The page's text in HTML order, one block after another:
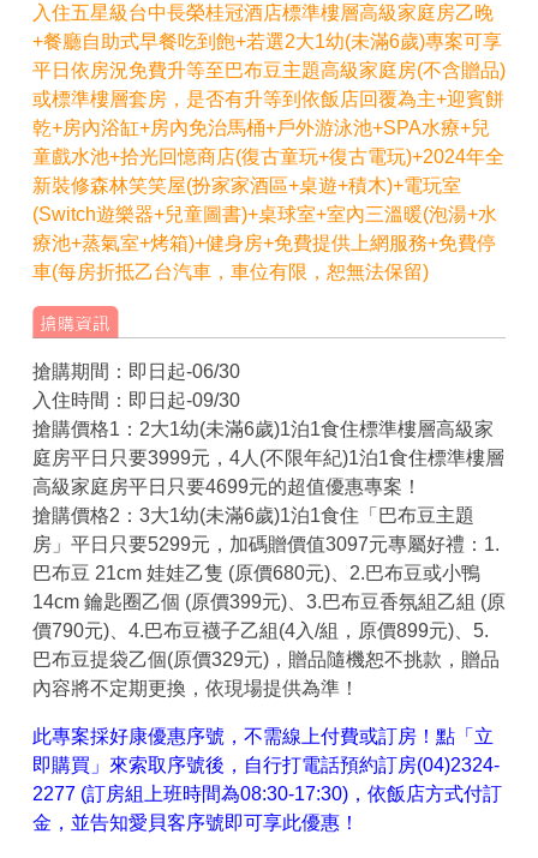
入住五星級台中長榮桂冠酒店標準樓層高級家庭房乙晚
+餐廳自助式早餐吃到飽+若選2大1幼(未滿6歲)專案可享
平日依房況免費升等至巴布豆主題高級家庭房(不含贈品)
或標準樓層套房，是否有升等到依飯店回覆為主+迎賓餅
乾+房內浴缸+房內免治馬桶+戶外游泳池+SPA水療+兒
童戲水池+拾光回憶商店(復古童玩+復古電玩)+2024年全
新裝修森林笑笑屋(扮家家酒區+桌遊+積木)+電玩室
(Switch遊樂器+兒童圖書)+桌球室+室內三溫暖(泡湯+水
療池+蒸氣室+烤箱)+健身房+免費提供上網服務+免費停
車(每房折抵乙台汽車，車位有限，恕無法保留)
搶購期間：即日起-06/30
入住時間：即日起-09/30
搶購價格1：2大1幼(未滿6歲)1泊1食住標準樓層高級家
庭房平日只要3999元，4人(不限年紀)1泊1食住標準樓層
高級家庭房平日只要4699元的超值優惠專案！
搶購價格2：3大1幼(未滿6歲)1泊1食住「巴布豆主題
房」平日只要5299元，加碼贈價值3097元專屬好禮：1.
巴布豆 21cm 娃娃乙隻 (原價680元)、2.巴布豆或小鴨
14cm 鑰匙圈乙個 (原價399元)、3.巴布豆香氛組乙組 (原
價790元)、4.巴布豆襪子乙組(4入/組，原價899元)、5.
巴布豆提袋乙個(原價329元)，贈品隨機恕不挑款，贈品
內容將不定期更換，依現場提供為準！
此專案採好康優惠序號，不需線上付費或訂房！點「立
即購買」來索取序號後，自行打電話預約訂房(04)2324-
2277 (訂房組上班時間為08:30-17:30)，依飯店方式付訂
金，並告知愛貝客序號即可享此優惠！